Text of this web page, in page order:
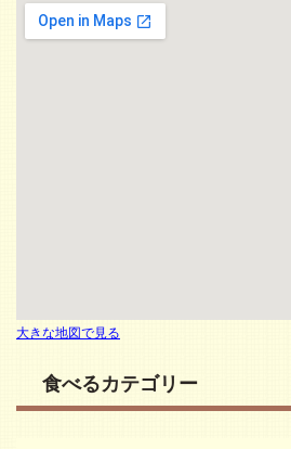
大きな地図で見る
食べるカテゴリー